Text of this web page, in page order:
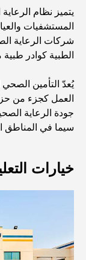
أندر سيارة
منصات
العصريين
نادي شاطئ
أفضل مدارس
المخطط
مطعم دار
يتميز نظام
المستشفيات
شركات الرعاية
الطبية كوادر
يُعدّ التأمين
العمل كجزء من
جودة الرعاية
سيما في المناطق
خيارات